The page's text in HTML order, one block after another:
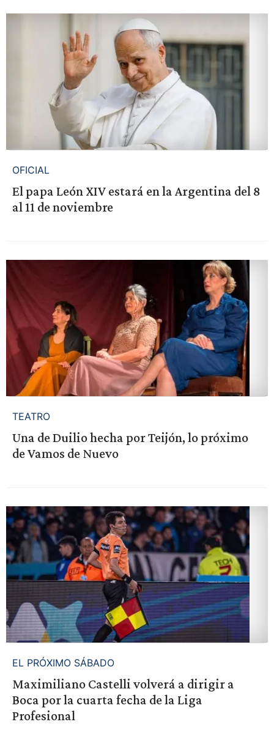
OFICIAL
El papa León XIV estará en la Argentina del 8
al 11 de noviembre
TEATRO
Una de Duilio hecha por Teijón, lo próximo
de Vamos de Nuevo
EL PRÓXIMO SÁBADO
Maximiliano Castelli volverá a dirigir a
Boca por la cuarta fecha de la Liga
Profesional